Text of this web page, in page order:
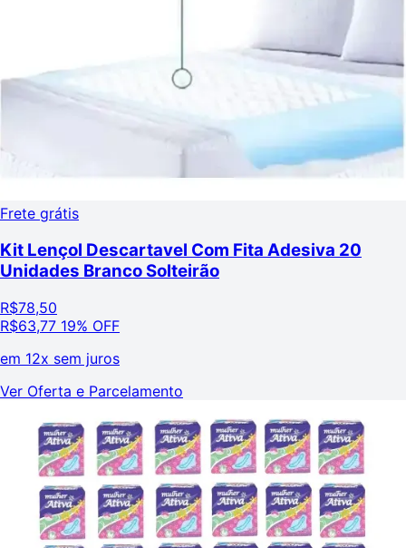
Frete grátis
Kit Lençol Descartavel Com Fita Adesiva 20
Unidades Branco Solteirão
R$78,50
R$63,77 19% OFF
em 12x sem juros
Ver Oferta e Parcelamento